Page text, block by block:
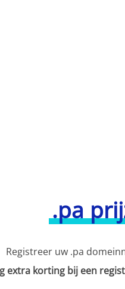
.pa
Registreer uw .pa
extra korting bij een